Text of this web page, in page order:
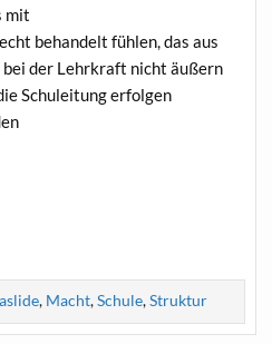
mit
behan­delt füh­len, das aus
bei der Lehr­kraft nicht äußern
Schul­ei­tung erfolgen
, Macht,Schule,Struktur